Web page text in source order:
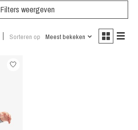
Filters weergeven
Sorteren op Meest bekeken